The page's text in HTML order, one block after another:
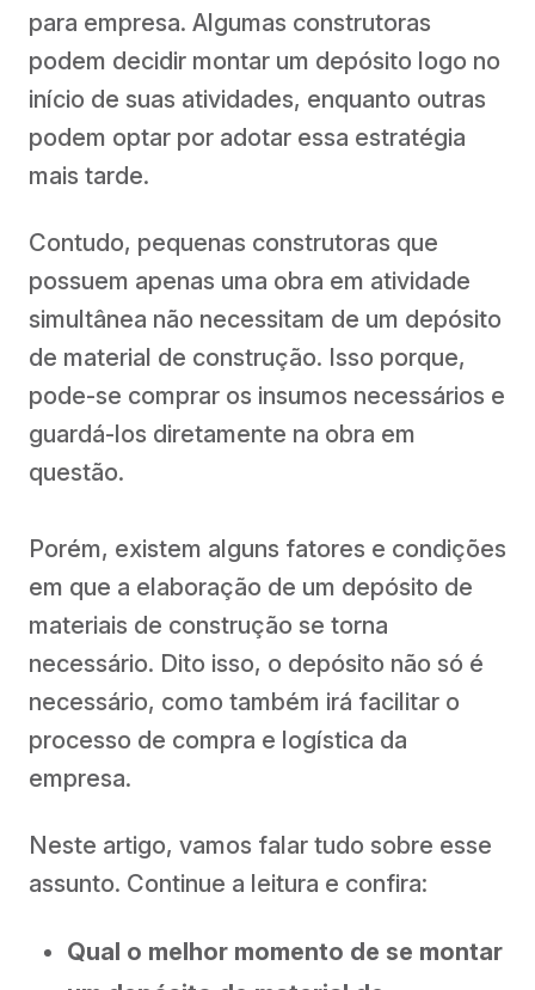
para empresa. Algumas construtoras
podem decidir montar um depósito logo no
início de suas atividades, enquanto outras
podem optar por adotar essa estratégia
mais tarde.
Contudo, pequenas construtoras que
possuem apenas uma obra em atividade
simultânea não necessitam de um depósito
de material de construção. Isso porque,
pode-se comprar os insumos necessários e
guardá-los diretamente na obra em
questão.
Porém, existem alguns fatores e condições
em que a elaboração de um depósito de
materiais de construção se torna
necessário. Dito isso, o depósito não só é
necessário, como também irá facilitar o
processo de compra e logística da
empresa.
Neste artigo, vamos falar tudo sobre esse
assunto. Continue a leitura e confira:
Qual o melhor momento de se montar